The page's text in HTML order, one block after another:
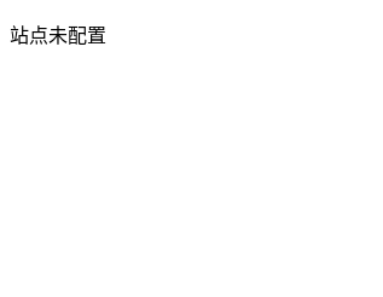
站点未配置